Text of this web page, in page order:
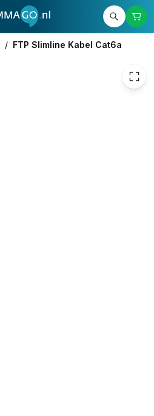
/ FTP Slimline Kabel Cat6a